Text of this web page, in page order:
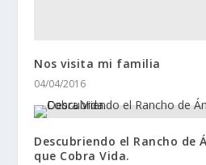
Nos visita mi familia
04/04/2016
Descubriendo el Rancho de
que Cobra Vida.